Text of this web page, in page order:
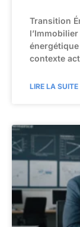
Transition
contexte
LIRE LA